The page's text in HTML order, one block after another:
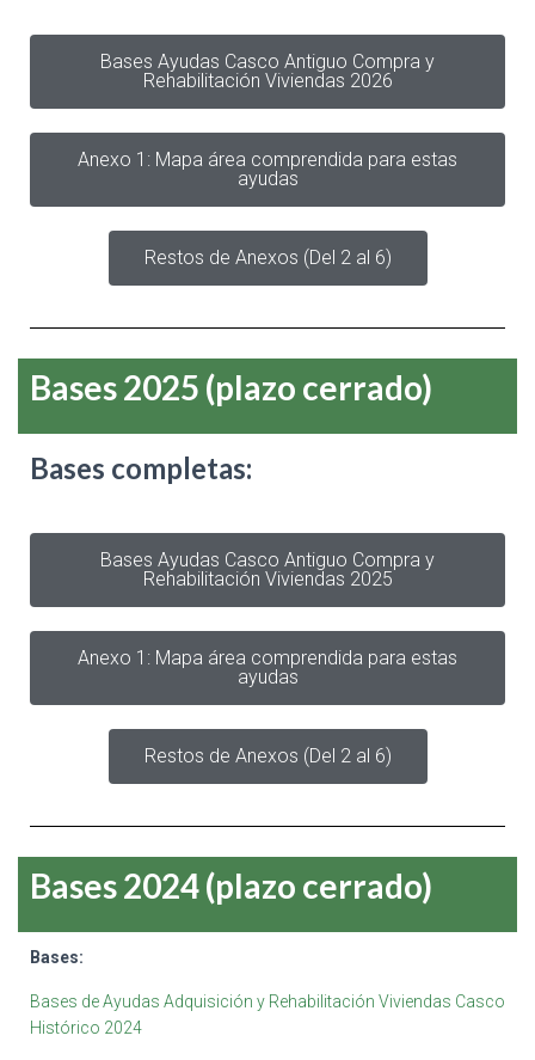
Bases Ayudas Casco Antiguo Compra y
Rehabilitación Viviendas 2026
Anexo 1: Mapa área comprendida para estas
ayudas
Restos de Anexos (Del 2 al 6)
Bases 2025 (plazo cerrado)
Bases completas:
Bases Ayudas Casco Antiguo Compra y
Rehabilitación Viviendas 2025
Anexo 1: Mapa área comprendida para estas
ayudas
Restos de Anexos (Del 2 al 6)
Bases 2024 (plazo cerrado)
Bases:
Bases de Ayudas Adquisición y Rehabilitación Viviendas Casco
Histórico 2024